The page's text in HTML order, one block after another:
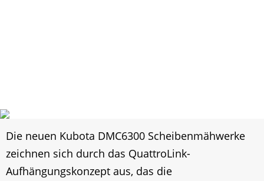
Die neuen Kubota DMC6300 Scheibenmähwerke
zeichnen sich durch das QuattroLink-
Aufhängungskonzept aus, das die